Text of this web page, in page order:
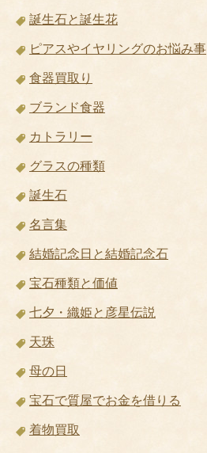
誕生石と誕生花
ピアスやイヤリングのお悩み事
食器買取り
ブランド食器
カトラリー
グラスの種類
誕生石
名言集
結婚記念日と結婚記念石
宝石種類と価値
七夕・織姫と彦星伝説
天珠
母の日
宝石で質屋でお金を借りる
着物買取